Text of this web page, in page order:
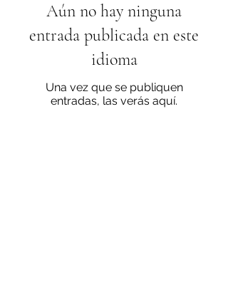
Aún no hay ninguna
entrada publicada en este
idioma
Una vez que se publiquen
entradas, las verás aquí.